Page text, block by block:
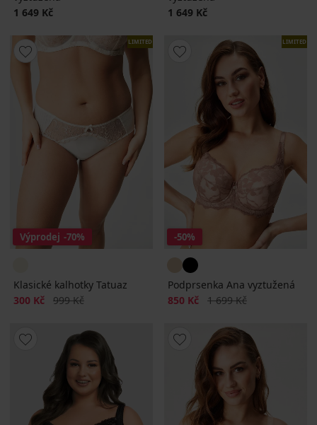
1 649 Kč
1 649 Kč
LIMITED
Výprodej -70%
Klasické kalhotky Tatuaz
Sleva
300 Kč Původní cena
999 Kč
LIMITED
-50%
Podprsenka Ana vyztužená
Sleva
850 Kč Původní cena
1 699 Kč